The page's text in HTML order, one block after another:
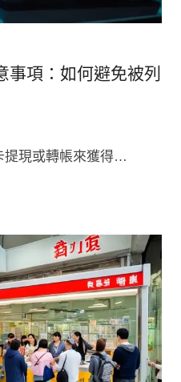
事項：如何避免被列
提現或轉帳來獲得…